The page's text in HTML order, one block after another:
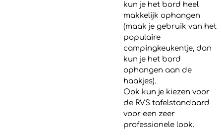
kun je het bord heel
makkelijk ophangen
(maak je gebruik van het
populaire
campingkeukentje, dan
kun je het bord
ophangen aan de
haakjes).
Ook kun je kiezen voor
de RVS tafelstandaard
voor een zeer
professionele look.